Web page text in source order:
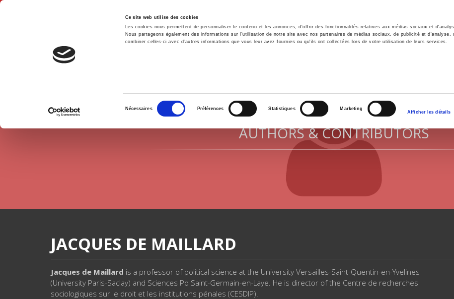
Ce site web utilise des cookies
Les cookies nous permettent de personnaliser le contenu et les annonces, d'offrir des fonctionnalités relatives aux médias sociaux et
Nous partageons également des informations sur l'utilisation de notre site avec nos partenaires de médias sociaux, de publicité et d'analyse,
combiner celles-ci avec d'autres informations que vous leur avez fournies ou qu'ils ont collectées lors de votre utilisation de leurs services.
consentement
Nécessaires Préférences Statistiques Marketing
Afficher les détails
Home Environment History International
AUTHORS & CONTRIBUTORS
JACQUES DE MAILLARD
Jacques de Maillard is a professor of political science at the University Versailles-Saint-Quentin-en-Yvelines
(University Paris-Saclay) and Sciences Po Saint-Germain-en-Laye. He is director of the Centre de recherches
sociologiques sur le droit et les institutions pénales (CESDIP).